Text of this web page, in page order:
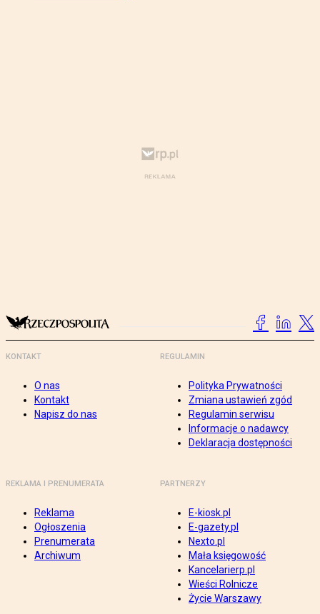
KONTAKT
O nas
Kontakt
Napisz do nas
REGULAMIN
Polityka Prywatności
Zmiana ustawień zgód
Regulamin serwisu
Informacje o nadawcy
Deklaracja dostępności
REKLAMA I PRENUMERATA
Reklama
Ogłoszenia
Prenumerata
Archiwum
PARTNERZY
E-kiosk.pl
E-gazety.pl
Nexto.pl
Mała księgowość
Kancelarierp.pl
Wieści Rolnicze
Życie Warszawy